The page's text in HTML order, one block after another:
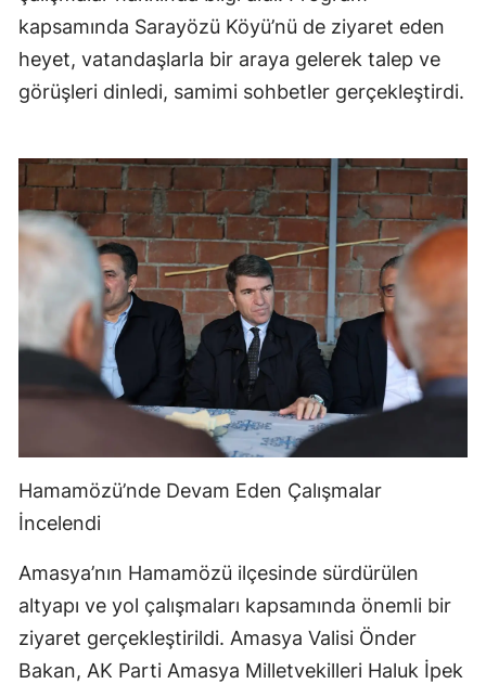
kapsamında Sarayözü Köyü’nü de ziyaret eden
heyet, vatandaşlarla bir araya gelerek talep ve
görüşleri dinledi, samimi sohbetler gerçekleştirdi.
Hamamözü’nde Devam Eden Çalışmalar
İncelendi
Amasya’nın Hamamözü ilçesinde sürdürülen
altyapı ve yol çalışmaları kapsamında önemli bir
ziyaret gerçekleştirildi. Amasya Valisi Önder
Bakan, AK Parti Amasya Milletvekilleri Haluk İpek